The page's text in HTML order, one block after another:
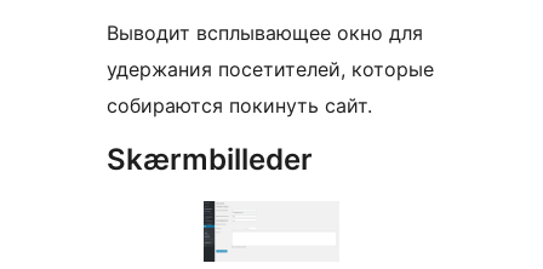
Выводит всплывающее окно для
удержания посетителей, которые
собираются покинуть сайт.
Skærmbilleder